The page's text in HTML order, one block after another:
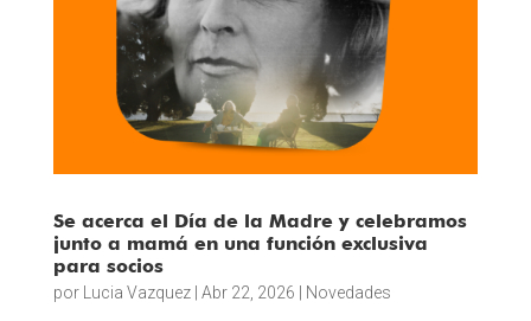
Se acerca el Día de la Madre y celebramos
junto a mamá en una función exclusiva
para socios
por Lucia Vazquez| Abr 22, 2026 | Novedades